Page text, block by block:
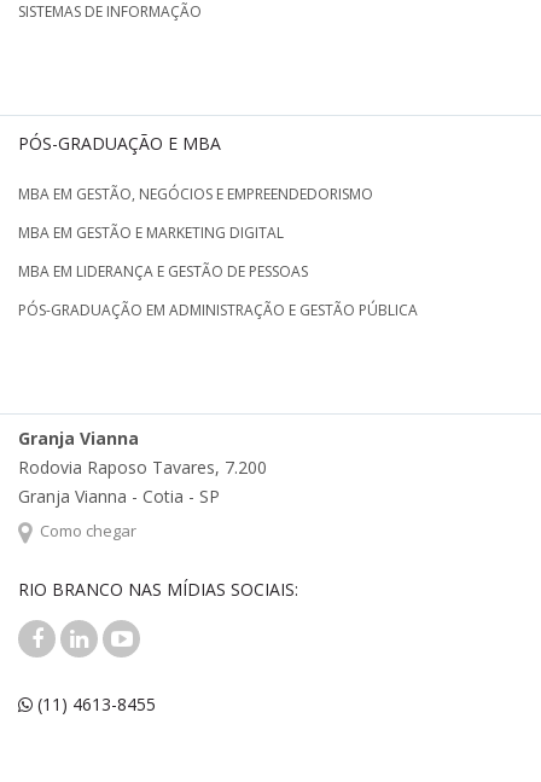
SISTEMAS DE INFORMAÇÃO
PÓS-GRADUAÇÃO E MBA
MBA EM GESTÃO, NEGÓCIOS E EMPREENDEDORISMO
MBA EM GESTÃO E MARKETING DIGITAL
MBA EM LIDERANÇA E GESTÃO DE PESSOAS
PÓS-GRADUAÇÃO EM ADMINISTRAÇÃO E GESTÃO PÚBLICA
Granja Vianna
Rodovia Raposo Tavares, 7.200
Granja Vianna - Cotia - SP
Como chegar
RIO BRANCO NAS MÍDIAS SOCIAIS:
(11) 4613-8455